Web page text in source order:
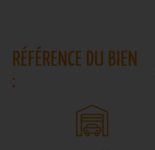
RÉFÉRENCE DU BIEN
: